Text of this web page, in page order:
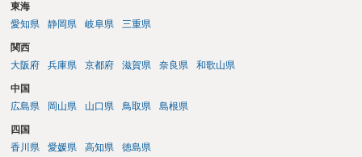
東海
愛知県
静岡県 岐阜県 三重県
関西
大阪府
兵庫県 京都府 滋賀県 奈良県 和歌山県
中国
広島県
岡山県 山口県 鳥取県 島根県
四国
香川県
愛媛県 高知県 徳島県